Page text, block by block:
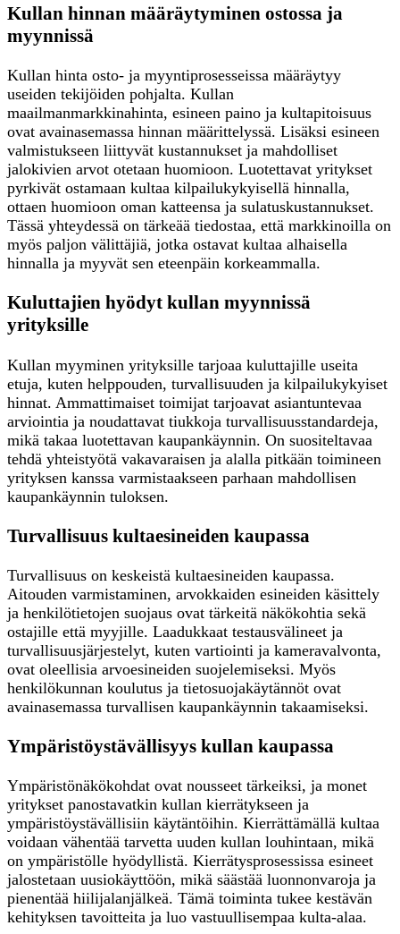
Kullan hinnan määräytyminen ostossa ja
myynnissä
Kullan hinta osto- ja myyntiprosesseissa määräytyy
useiden tekijöiden pohjalta. Kullan
maailmanmarkkinahinta, esineen paino ja kultapitoisuus
ovat avainasemassa hinnan määrittelyssä. Lisäksi esineen
valmistukseen liittyvät kustannukset ja mahdolliset
jalokivien arvot otetaan huomioon. Luotettavat yritykset
pyrkivät ostamaan kultaa kilpailukykyisellä hinnalla,
ottaen huomioon oman katteensa ja sulatuskustannukset.
Tässä yhteydessä on tärkeää tiedostaa, että markkinoilla on
myös paljon välittäjiä, jotka ostavat kultaa alhaisella
hinnalla ja myyvät sen eteenpäin korkeammalla.
Kuluttajien hyödyt kullan myynnissä
yrityksille
Kullan myyminen yrityksille tarjoaa kuluttajille useita
etuja, kuten helppouden, turvallisuuden ja kilpailukykyiset
hinnat. Ammattimaiset toimijat tarjoavat asiantuntevaa
arviointia ja noudattavat tiukkoja turvallisuusstandardeja,
mikä takaa luotettavan kaupankäynnin. On suositeltavaa
tehdä yhteistyötä vakavaraisen ja alalla pitkään toimineen
yrityksen kanssa varmistaakseen parhaan mahdollisen
kaupankäynnin tuloksen.
Turvallisuus kultaesineiden kaupassa
Turvallisuus on keskeistä kultaesineiden kaupassa.
Aitouden varmistaminen, arvokkaiden esineiden käsittely
ja henkilötietojen suojaus ovat tärkeitä näkökohtia sekä
ostajille että myyjille. Laadukkaat testausvälineet ja
turvallisuusjärjestelyt, kuten vartiointi ja kameravalvonta,
ovat oleellisia arvoesineiden suojelemiseksi. Myös
henkilökunnan koulutus ja tietosuojakäytännöt ovat
avainasemassa turvallisen kaupankäynnin takaamiseksi.
Ympäristöystävällisyys kullan kaupassa
Ympäristönäkökohdat ovat nousseet tärkeiksi, ja monet
yritykset panostavatkin kullan kierrätykseen ja
ympäristöystävällisiin käytäntöihin. Kierrättämällä kultaa
voidaan vähentää tarvetta uuden kullan louhintaan, mikä
on ympäristölle hyödyllistä. Kierrätysprosessissa esineet
jalostetaan uusiokäyttöön, mikä säästää luonnonvaroja ja
pienentää hiilijalanjälkeä. Tämä toiminta tukee kestävän
kehityksen tavoitteita ja luo vastuullisempaa kulta-alaa.